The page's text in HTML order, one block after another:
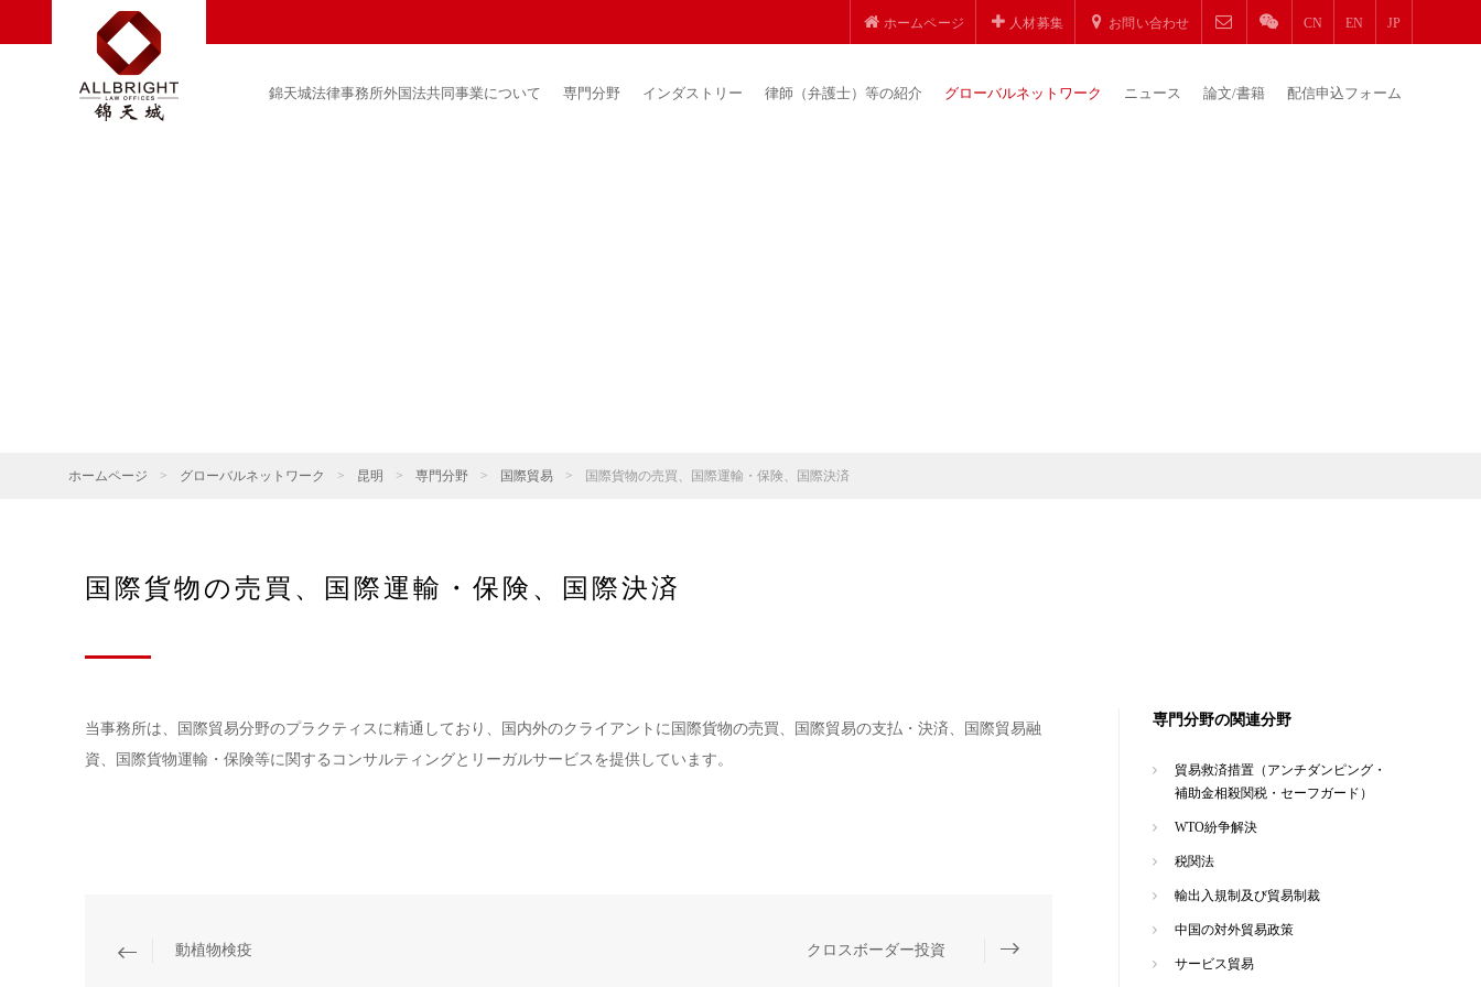
ホームページ 人材募集 お問い合わせ CN EN JP
錦天城法律事務所外国法共同事業について 専門分野 インダストリー 律師（弁護士）等の紹介 グローバルネットワーク ニュース 論文/書籍 配信申込フォーム
ホームページ > グローバルネットワーク > 昆明 > 専門分野 > 国際貿易 > 国際貨物の売買、国際運輸・保険、国際決済
国際貨物の売買、国際運輸・保険、国際決済
当事務所は、国際貿易分野のプラクティスに精通しており、国内外のクライアントに国際貨物の売買、国際貿易の支払・決済、国際貿易融
資、国際貨物運輸・保険等に関するコンサルティングとリーガルサービスを提供しています。
動植物検疫 クロスボーダー投資
専門分野の関連分野
貿易救済措置（アンチダンピング・
補助金相殺関税・セーフガード）
WTO紛争解決
税関法
輸出入規制及び貿易制裁
中国の対外貿易政策
サービス貿易